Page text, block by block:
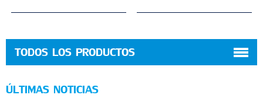
TODOS LOS PRODUCTOS
ÚLTIMAS NOTICIAS